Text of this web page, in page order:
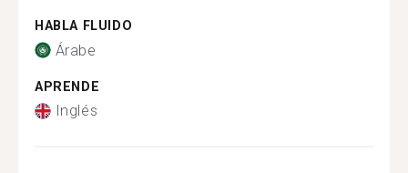
HABLA FLUIDO
Árabe
APRENDE
Inglés